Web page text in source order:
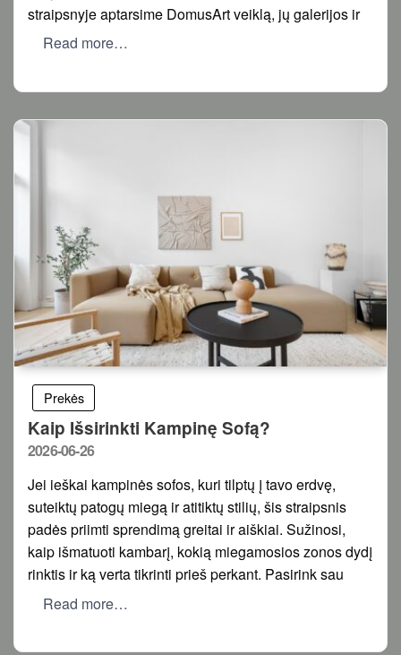
straipsnyje aptarsime DomusArt veiklą, jų galerijos ir
Read more…
Prekės
Kaip Išsirinkti Kampinę Sofą?
Posted
2026-06-26
Jei ieškai kampinės sofos, kuri tilptų į tavo erdvę,
suteiktų patogų miegą ir atitiktų stilių, šis straipsnis
padės priimti sprendimą greitai ir aiškiai. Sužinosi,
kaip išmatuoti kambarį, kokią miegamosios zonos dydį
rinktis ir ką verta tikrinti prieš perkant. Pasirink sau
Read more…